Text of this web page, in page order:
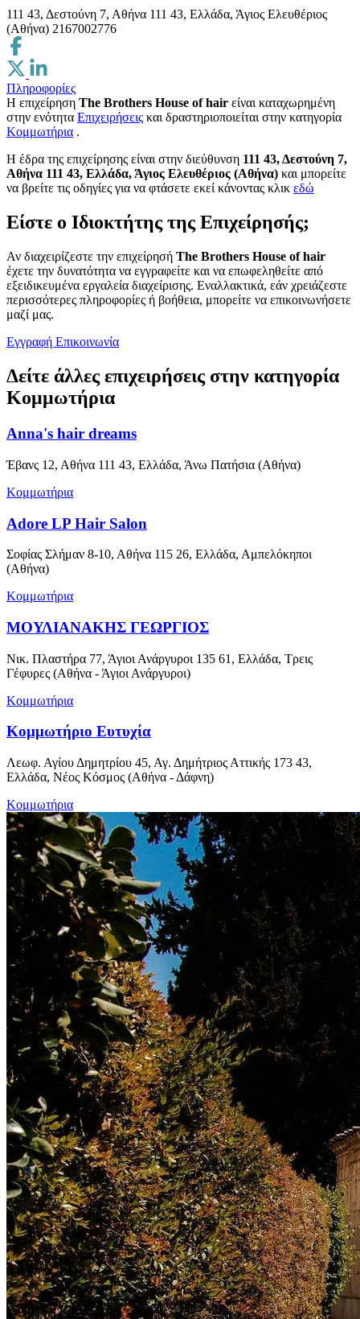
111 43, Δεστούνη 7, Αθήνα 111 43, Ελλάδα, Άγιος Ελευθέριος
(Αθήνα) 2167002776
Πληροφορίες
Η επιχείρηση The Brothers House of hair είναι καταχωρημένη
στην ενότητα Επιχειρήσεις και δραστηριοποιείται στην κατηγορία
Κομμωτήρια .
H έδρα της επιχείρησης είναι στην διεύθυνση 111 43, Δεστούνη 7,
Αθήνα 111 43, Ελλάδα, Άγιος Ελευθέριος (Αθήνα) και μπορείτε
να βρείτε τις οδηγίες για να φτάσετε εκεί κάνοντας κλικ εδώ
Είστε ο Ιδιοκτήτης της Επιχείρησής;
Αν διαχειρίζεστε την επιχείρησή The Brothers House of hair
έχετε την δυνατότητα να εγγραφείτε και να επωφεληθείτε από
εξειδικευμένα εργαλεία διαχείρισης. Εναλλακτικά, εάν χρειάζεστε
περισσότερες πληροφορίες ή βοήθεια, μπορείτε να επικοινωνήσετε
μαζί μας.
Εγγραφή Επικοινωνία
Δείτε άλλες επιχειρήσεις στην κατηγορία
Κομμωτήρια
Anna's hair dreams
Έβανς 12, Αθήνα 111 43, Ελλάδα, Άνω Πατήσια (Αθήνα)
Κομμωτήρια
Adore LP Hair Salon
Σοφίας Σλήμαν 8-10, Αθήνα 115 26, Ελλάδα, Αμπελόκηποι
(Αθήνα)
Κομμωτήρια
ΜΟΥΛΙΑΝΑΚΗΣ ΓΕΩΡΓΙΟΣ
Νικ. Πλαστήρα 77, Άγιοι Ανάργυροι 135 61, Ελλάδα, Τρεις
Γέφυρες (Αθήνα - Άγιοι Ανάργυροι)
Κομμωτήρια
Κομμωτήριο Ευτυχία
Λεωφ. Αγίου Δημητρίου 45, Αγ. Δημήτριος Αττικής 173 43,
Ελλάδα, Νέος Κόσμος (Αθήνα - Δάφνη)
Κομμωτήρια